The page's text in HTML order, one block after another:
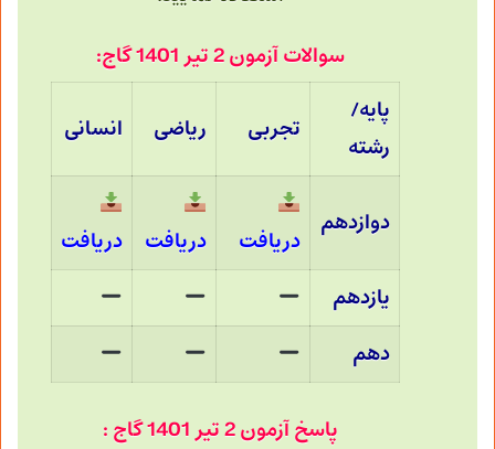
سوالات آزمون 2 تیر 1401 گاج:
پایه/
رشته
تجربی ریاضی انسانی
دوازدهم
دریافت دریافت
دریافت
یازدهم
دهم
پاسخ آزمون 2 تیر 1401 گاج :